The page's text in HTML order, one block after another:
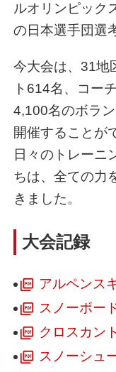
ルオリンピック
の日本選手団選
今大会は、31地
ト614名、コー
4,100名のボラ
開催することが
日々のトレーニ
ちは、全ての力
きました。
大会記録
アルペンス
スノーボー
クロスカン
スノーシュ